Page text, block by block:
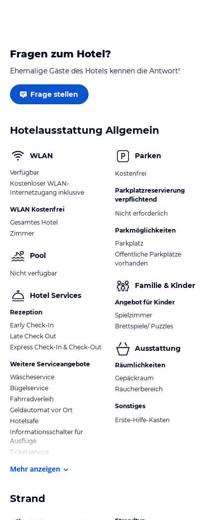
Fragen zum Hotel?
Ehemalige Gäste des Hotels kennen die Antwort!
Frage stellen
Hotelausstattung Allgemein
WLAN
Verfügbar
Kostenloser WLAN-
Internetzugang inklusive
WLAN Kostenfrei
Gesamtes Hotel
Zimmer
Pool
Nicht verfügbar
Hotel Services
Rezeption
Early Check-In
Late Check Out
Express Check-In & Check-Out
Weitere Serviceangebote
Wäscheservice
Bügelservice
Fahrradverleih
Geldautomat vor Ort
Hotelsafe
Informationsschalter für
Ausflüge
Ticketservice
Parken
Kostenfrei
Parkplatzreservierung
verpflichtend
Nicht erforderlich
Parkmöglichkeiten
Parkplatz
Öffentliche Parkplätze
vorhanden
Familie & Kinder
Angebot für Kinder
Spielzimmer
Brettspiele/ Puzzles
Ausstattung
Räumlichkeiten
Gepäckraum
Raucherbereich
Sonstiges
Erste-Hilfe-Kasten
Mehr anzeigen
Strand